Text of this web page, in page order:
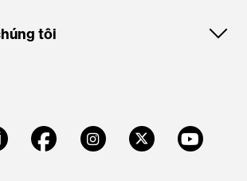
tôi
FacebookInstagramX Youtube